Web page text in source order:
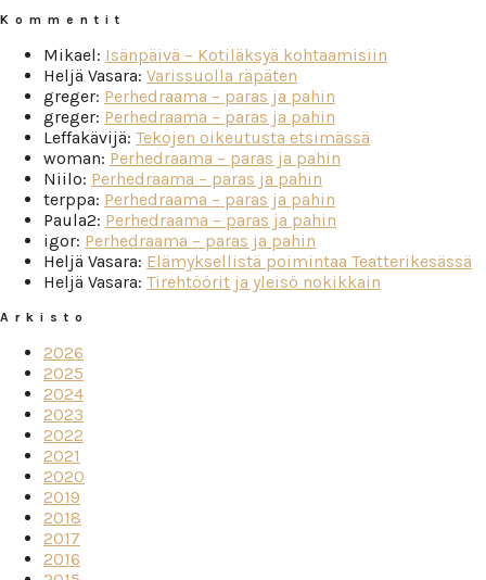
Kommentit
Mikael: Isänpäivä – Kotiläksyä kohtaamisiin
Heljä Vasara: Varissuolla räpäten
greger: Perhedraama – paras ja pahin
greger: Perhedraama – paras ja pahin
Leffakävijä: Tekojen oikeutusta etsimässä
woman: Perhedraama – paras ja pahin
Niilo: Perhedraama – paras ja pahin
terppa: Perhedraama – paras ja pahin
Paula2: Perhedraama – paras ja pahin
igor: Perhedraama – paras ja pahin
Heljä Vasara: Elämyksellistä poimintaa Teatterikesässä
Heljä Vasara: Tirehtöörit ja yleisö nokikkain
Arkisto
2026
2025
2024
2023
2022
2021
2020
2019
2018
2017
2016